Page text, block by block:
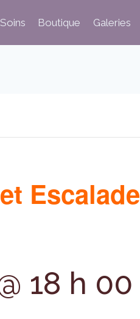
Soins Boutique Galeries
Escalade
18 h 00